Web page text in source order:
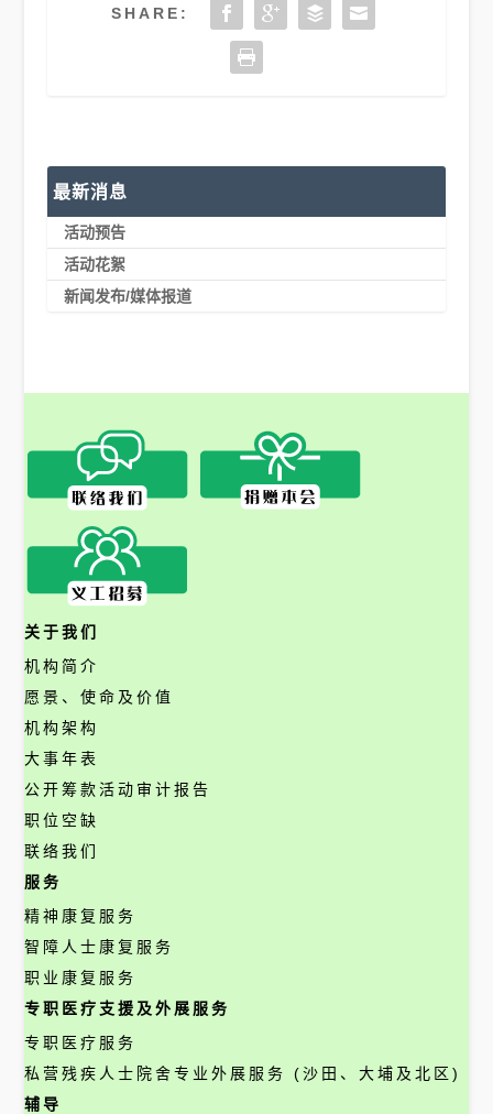
SHARE:
最新消息
活动预告
活动花絮
新闻发布/媒体报道
关于我们
机构简介
愿景、使命及价值
机构架构
大事年表
公开筹款活动审计报告
职位空缺
联络我们
服务
精神康复服务
智障人士康复服务
职业康复服务
专职医疗支援及外展服务
专职医疗服务
私营残疾人士院舍专业外展服务 (沙田、大埔及北区)
辅导